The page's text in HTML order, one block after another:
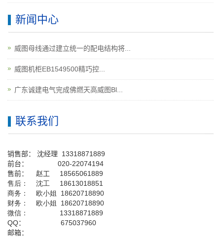
新闻中心
威图母线通过建立统一的配电结构将...
威图机柜EB1549500精巧控...
广东诚建电气完成佛燃天高威图Bl...
联系我们
销售部： 沈经理 13318871889
前台： 020-22074194
售前： 赵工 18565061889
售后： 沈工 18613018851
商务： 欧小姐 18620718890
财务： 欧小姐 18620718890
微信： 13318871889
QQ： 675037960
邮箱：